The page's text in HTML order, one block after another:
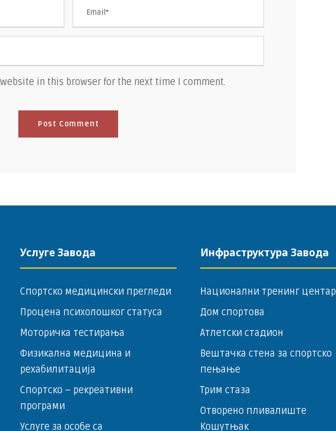
in this browser for the next time I comment.
Услуге Завода
Спортско медицински прегледи
Процена психолошког статуса
Моторичка тестирања
Физикална медицина и
рехабилитација
Спортско – ­рекреативни
програми
Услуге за особе са
Инфраструктура Завода
Национални тренинг центар
Дом спортова
Атлетски стадион
Вештачка стена за спортско
пењање
Трим стаза
Отворено пливалиште
Кошутњак